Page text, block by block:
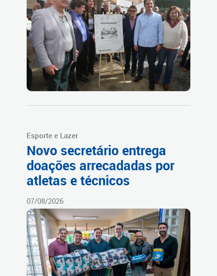
Esporte e Lazer
Novo secretário entrega
doações arrecadadas por
atletas e técnicos
07/08/2026